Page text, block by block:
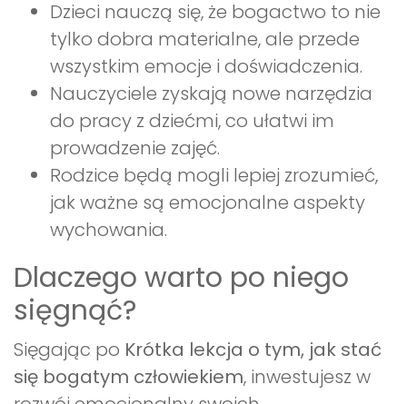
Dzieci nauczą się, że bogactwo to nie
tylko dobra materialne, ale przede
wszystkim emocje i doświadczenia.
Nauczyciele zyskają nowe narzędzia
do pracy z dziećmi, co ułatwi im
prowadzenie zajęć.
Rodzice będą mogli lepiej zrozumieć,
jak ważne są emocjonalne aspekty
wychowania.
Dlaczego warto po niego
sięgnąć?
Sięgając po Krótka lekcja o tym, jak stać
się bogatym człowiekiem, inwestujesz w